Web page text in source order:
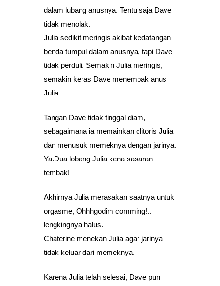
dalam lubang anusnya. Tentu saja Dave
tidak menolak.
Julia sedikit meringis akibat kedatangan
benda tumpul dalam anusnya, tapi Dave
tidak perduli. Semakin Julia meringis,
semakin keras Dave menembak anus
Julia.
Tangan Dave tidak tinggal diam,
sebagaimana ia memainkan clitoris Julia
dan menusuk memeknya dengan jarinya.
Ya.Dua lobang Julia kena sasaran
tembak!
Akhirnya Julia merasakan saatnya untuk
orgasme, Ohhhgodim comming!..
lengkingnya halus.
Chaterine menekan Julia agar jarinya
tidak keluar dari memeknya.
Karena Julia telah selesai, Dave pun